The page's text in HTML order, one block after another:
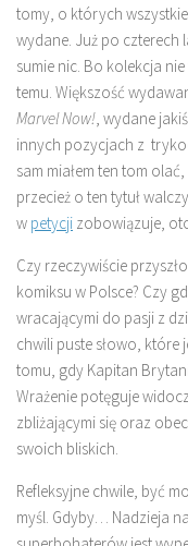
tomy, o których
wydane. Już po czterech
sumie nic. Bo kolekcja
temu. Większość
Marvel Now!, wydane
innych pozycjach z
sam miałem ten tom
przecież o ten tytuł
w petycji zobowiązuje,
Czy rzeczywiście
komiksu w Polsce? Czy
wracającymi do pasji z
chwili puste słowo,
tomu, gdy Kapitan
Wrażenie potęguje
zbliżającymi się oraz
swoich bliskich.
Refleksyjne chwile, być
myśl. Gdyby… Nadzieja